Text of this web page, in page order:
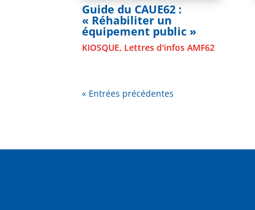
Guide du CAUE62 :
« Réhabiliter un
équipement public »
KIOSQUE, Lettres d'infos AMF62
« Entrées précédentes